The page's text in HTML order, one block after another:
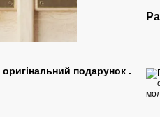
подарунок .